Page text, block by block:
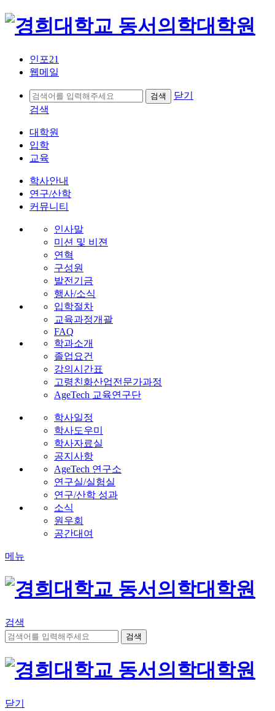
인포21
웹메일
닫기
검색
대학원
입학
교육
학사안내
연구/산학
커뮤니티
인사말
미션 및 비젼
연혁
구성원
발전기금
행사/소식
입학절차
교육과정개괄
FAQ
학과소개
졸업요건
강의시간표
고령친화산업전문가과정
AgeTech 교육연구단
학사일정
학사도우미
학사자료실
공지사항
AgeTech 연구소
연구실/실험실
연구/산학 성과
소식
원우회
공간대여
메뉴
검색
닫기